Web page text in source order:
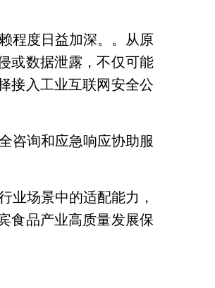
程度日益加深。。从原
或数据泄露，不仅可能
接入工业互联网安全公
咨询和应急响应协助服
业场景中的适配能力，
食品产业高质量发展保